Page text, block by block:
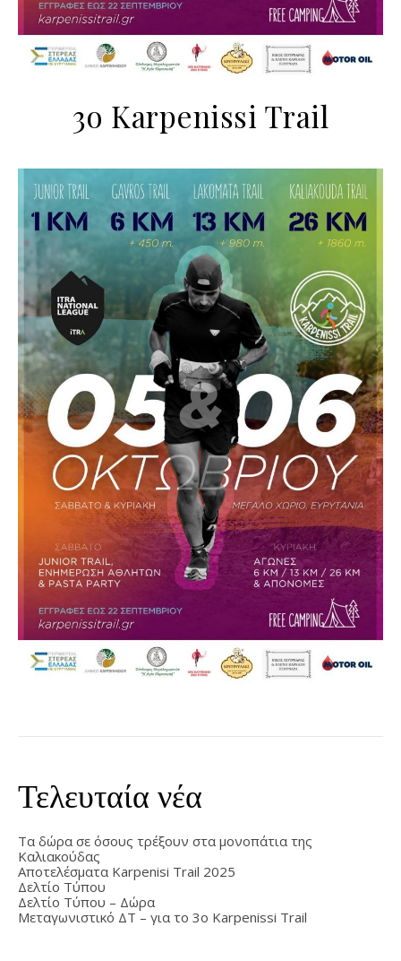
3o Karpenissi Trail
Τελευταία νέα
Τα δώρα σε όσους τρέξουν στα μονοπάτια της
Καλιακούδας
Αποτελέσματα Karpenisi Trail 2025
Δελτίο Τύπου
Δελτίο Τύπου – Δώρα
Μεταγωνιστικό ΔΤ – για το 3ο Karpenissi Trail